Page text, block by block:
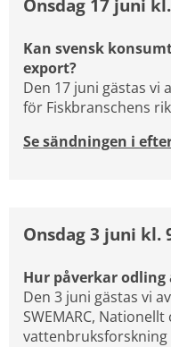
Onsdag 17 juni
Kan svensk
export?
Den 17 juni gästas vi
för Fiskbranschens
Se sändningen i
Onsdag 3 juni kl.
Hur påverkar
Den 3 juni gästas vi
SWEMARC,